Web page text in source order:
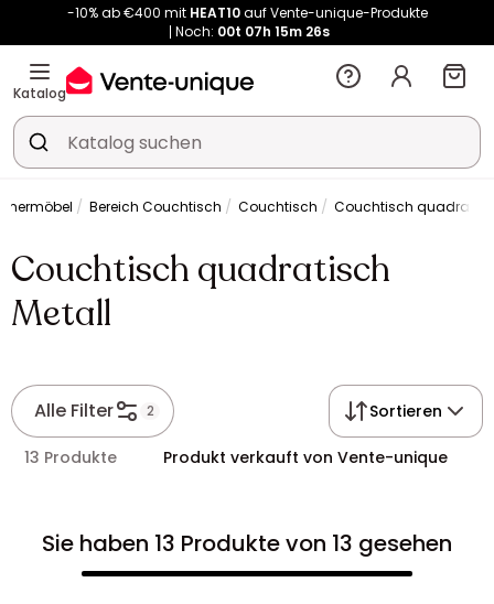
-10% ab €400 mit HEAT10auf Vente-unique-Produkte
Noch: 00t 07h 15m 26s
-10% ab €400 mitHEAT10auf Vente-unique-Produkte
00t
Katalog
Bereich Couchtisch Couchtisch Couchtisch
Couchtisch quadratisch
Metall
Alle Filter 2 Sortieren
13 Produkte Produkt verkauft von Vente-unique
Sie haben 13 Produkte von 13 gesehen